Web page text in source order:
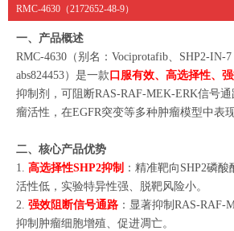
RMC-4630（2172652-48-9）
一、产品概述
RMC-4630（别名：Vociprotafib、SHP2-IN-7
abs824453）是一款 口服有效、高选择性、
抑制剂，可阻断RAS-RAF-MEK-ERK信号
瘤活性，在EGFR突变等多种肿瘤模型中表现
二、核心产品优势
1. 高选择性SHP2抑制 ：精准靶向SHP2磷
活性低，实验特异性强、脱靶风险小。
2. 强效阻断信号通路 ：显著抑制RAS-RAF-
抑制肿瘤细胞增殖、促进凋亡。